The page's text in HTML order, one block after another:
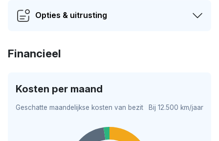
Opties & uitrusting
Financieel
Kosten per maand
Geschatte maandelijkse kosten van bezit Bij 12.500 km/jaar